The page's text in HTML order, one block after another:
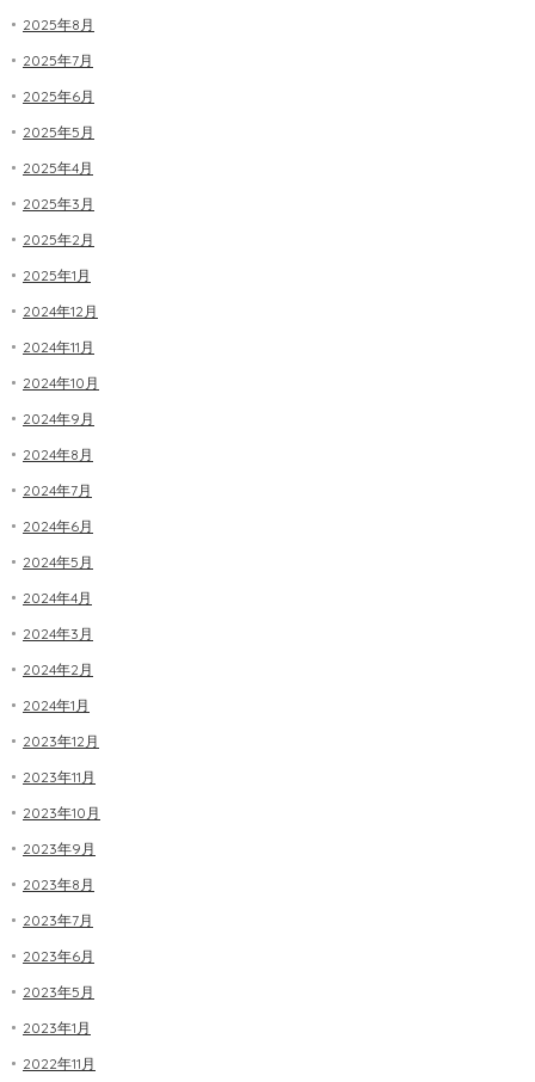
2025年8月
2025年7月
2025年6月
2025年5月
2025年4月
2025年3月
2025年2月
2025年1月
2024年12月
2024年11月
2024年10月
2024年9月
2024年8月
2024年7月
2024年6月
2024年5月
2024年4月
2024年3月
2024年2月
2024年1月
2023年12月
2023年11月
2023年10月
2023年9月
2023年8月
2023年7月
2023年6月
2023年5月
2023年1月
2022年11月